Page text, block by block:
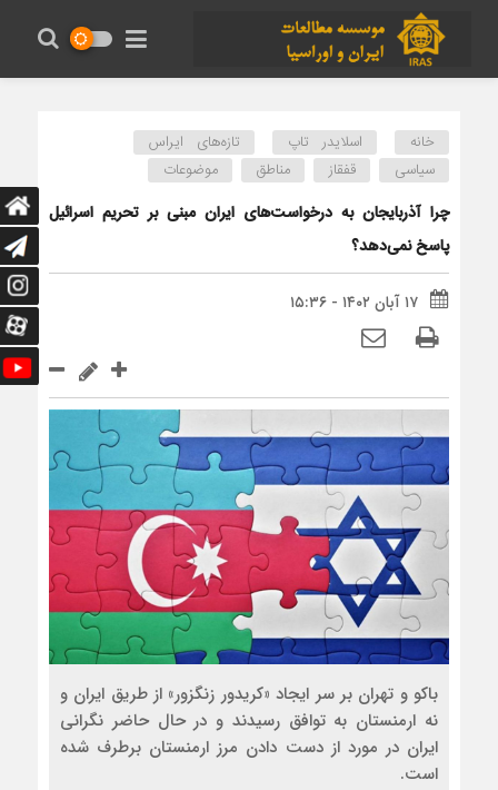
خانه اسلایدر تاپ
تازه‌های ایراس
سیاسی
قفقاز مناطق موضوعات
چرا آذربایجان به درخواست‌‌های ایران مبنی بر تحریم اسرائیل
پاسخ نمی‌دهد؟
۱۷ آبان ۱۴۰۲ - ۱۵:۳۶
باکو و تهران بر سر ایجاد «کریدور زنگزور» از طریق ایران و
نه ارمنستان به توافق رسیدند و در حال حاضر نگرانی
ایران در مورد از دست دادن مرز ارمنستان برطرف شده
است.